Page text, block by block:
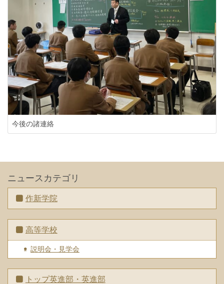
今後の諸連絡
ニュースカテゴリ
作新学院
高等学校
説明会・見学会
トップ英進部・英進部